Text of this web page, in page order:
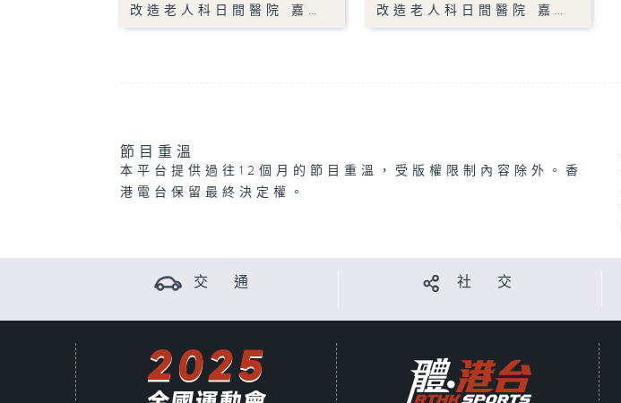
改造老人科日間醫院 嘉…
改造老人科日間醫院 嘉…
節目重溫
本平台提供過往12個月的節目重溫，受版權限制內容除外。香
港電台保留最終決定權。
交 通 社 交